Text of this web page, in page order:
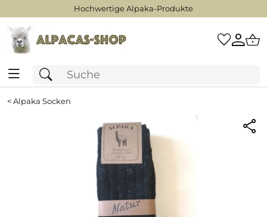
Hochwertige Alpaka-Produkte
< Alpaka Socken